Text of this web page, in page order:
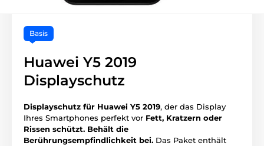
Basis
Huawei Y5 2019
Displayschutz
Displayschutz für Huawei Y5 2019, der das Display
Ihres Smartphones perfekt vor Fett, Kratzern oder
Rissen schützt. Behält die
Berührungsempfindlichkeit bei. Das Paket enthält